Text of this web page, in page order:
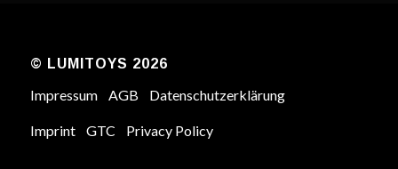
© LUMITOYS 2026
Impressum AGB Datenschutzerklärung
Imprint GTC Privacy Policy